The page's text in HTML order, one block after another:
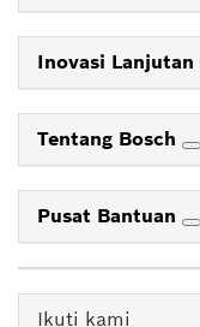
Inovasi Lanjutan
Tentang Bosch
Pusat Bantuan
Ikuti kami